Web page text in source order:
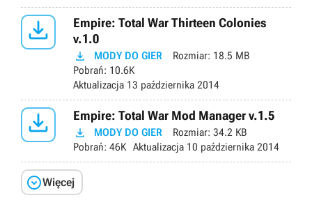

Empire: Total War Thirteen Colonies
v.1.0
 MODY DO GIER Rozmiar: 18.5 MB
Pobrań: 10.6K
Aktualizacja 13 października 2014
 Empire: Total War Mod Manager v.1.5
 MODY DO GIER Rozmiar: 34.2 KB
Pobrań: 46K Aktualizacja 10 października 2014
Więcej